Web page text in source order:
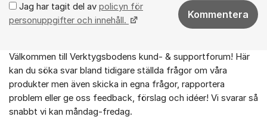
Jag har tagit del av policyn för
personuppgifter och innehåll.
Kommentera
Om forumet
Välkommen till Verktygsbodens kund- & supportforum! Här
kan du söka svar bland tidigare ställda frågor om våra
produkter men även skicka in egna frågor, rapportera
problem eller ge oss feedback, förslag och idéer! Vi svarar så
snabbt vi kan måndag-fredag.